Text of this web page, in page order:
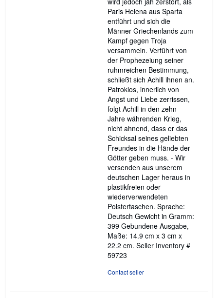
Paris Helena aus Sparta
entführt und sich die
Männer Griechenlands zum
Kampf gegen Troja
versammeln. Verführt von
der Prophezeiung seiner
ruhmreichen Bestimmung,
schließt sich Achill ihnen an.
Patroklos, innerlich von
Angst und Liebe zerrissen,
folgt Achill in den zehn
Jahre währenden Krieg,
nicht ahnend, dass er das
Schicksal seines geliebten
Freundes in die Hände der
Götter geben muss. - Wir
versenden aus unserem
deutschen Lager heraus in
plastikfreien oder
wiederverwendeten
Polstertaschen. Sprache:
Deutsch Gewicht in Gramm:
399 Gebundene Ausgabe,
Maße: 14.9 cm x 3 cm x
22.2 cm. Seller Inventory #
59723
Contact seller